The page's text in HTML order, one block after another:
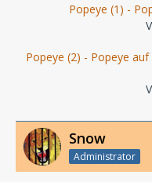
Popeye (1) -
Popeye (2) - Popeye
Snow
Administrator